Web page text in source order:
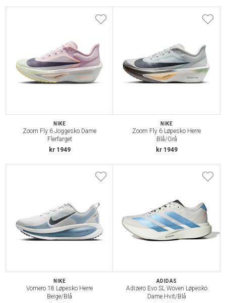
NIKE
Zoom Fly 6 Joggesko Dame
Flerfarget
kr 1949
NIKE
Zoom Fly 6 Løpesko Herre
Blå/Grå
kr 1949
NIKE
Vomero 18 Løpesko Herre
Beige/Blå
ADIDAS
Adizero Evo SL Woven Løpesko
Dame Hvit/Blå